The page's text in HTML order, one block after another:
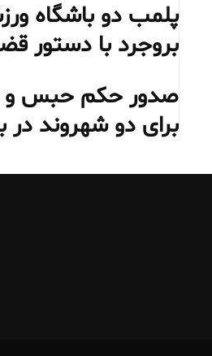
پلمب دو باشگاه
بروجرد با دستور
صدور حکم حبس و
برای دو شهروند در